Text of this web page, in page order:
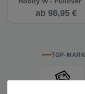
ab 98,95 €
TOP-